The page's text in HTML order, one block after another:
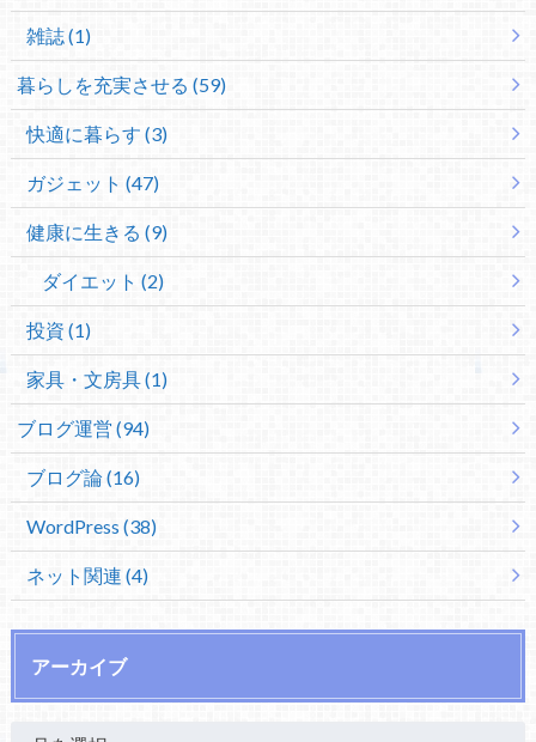
雑誌 (1)
暮らしを充実させる (59)
快適に暮らす (3)
ガジェット (47)
健康に生きる (9)
ダイエット (2)
投資 (1)
家具・文房具 (1)
ブログ運営 (94)
ブログ論 (16)
WordPress (38)
ネット関連 (4)
アーカイブ